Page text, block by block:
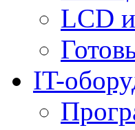
LCD
IT-